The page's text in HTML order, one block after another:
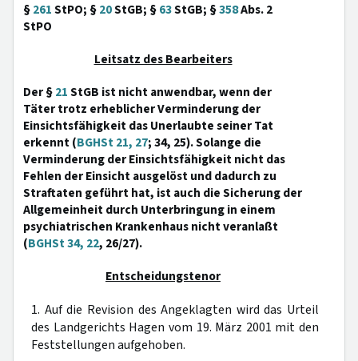
§261StPO; §20StGB; §63StGB; §358Abs. 2
StPO
Leitsatz des Bearbeiters
Der §21StGB ist nicht anwendbar, wenn der
Täter trotz erheblicher Verminderung der
Einsichtsfähigkeit das Unerlaubte seiner Tat
erkennt (BGHSt 21, 27; 34, 25). Solange die
Verminderung der Einsichtsfähigkeit nicht das
Fehlen der Einsicht ausgelöst und dadurch zu
Straftaten geführt hat, ist auch die Sicherung der
Allgemeinheit durch Unterbringung in einem
psychiatrischen Krankenhaus nicht veranlaßt
(BGHSt 34, 22, 26/27).
Entscheidungstenor
1. Auf die Revision des Angeklagten wird das Urteil
des Landgerichts Hagen vom 19. März 2001 mit den
Feststellungen aufgehoben.